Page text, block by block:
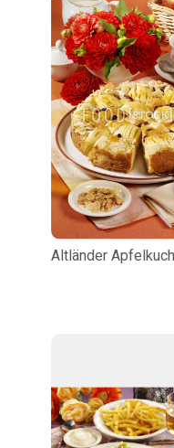
Altländer